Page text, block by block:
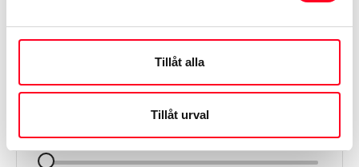
Tillåt alla
Tillåt urval
27 980kr